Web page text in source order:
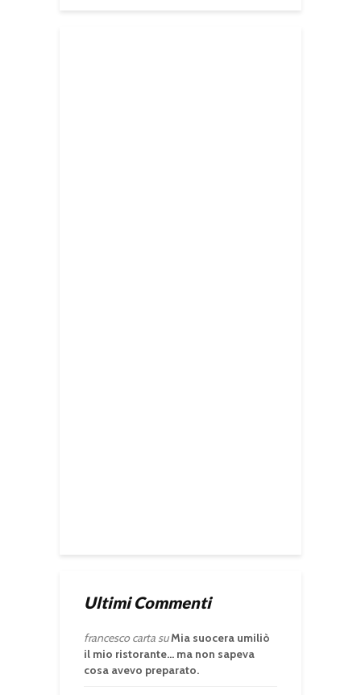
Ultimi Commenti
francesco cartasuMia suocera umiliò
il mio ristorante… ma non sapeva
cosa avevo preparato.